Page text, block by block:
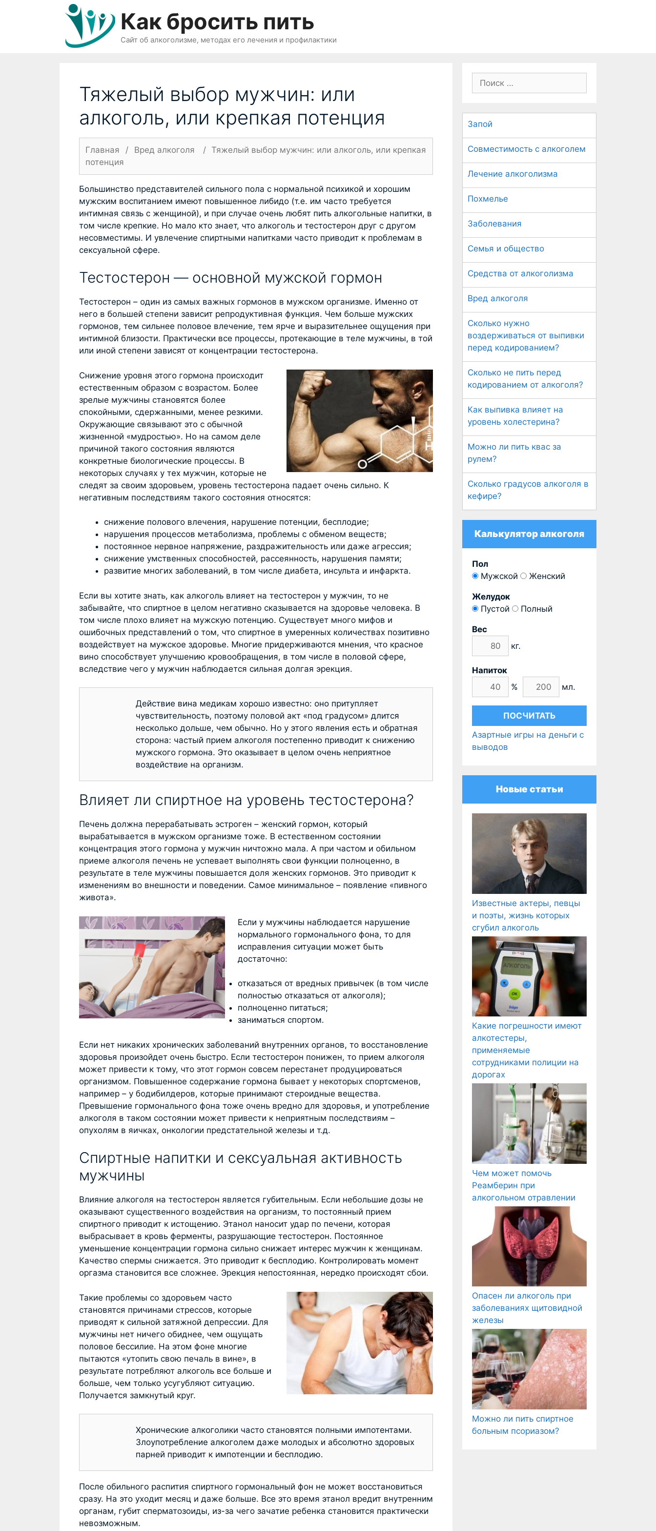
Как бросить пить
Сайт об алкоголизме, методах его лечения и профилактики
Тяжелый выбор мужчин: или
алкоголь, или крепкая потенция
Главная / Вред алкоголя / Тяжелый выбор мужчин: или алкоголь, или крепкая
потенция
Большинство представителей сильного пола с нормальной психикой и хорошим
мужским воспитанием имеют повышенное либидо (т.е. им часто требуется
интимная связь с женщиной), и при случае очень любят пить алкогольные напитки, в
том числе крепкие. Но мало кто знает, что алкоголь и тестостерон друг с другом
несовместимы. И увлечение спиртными напитками часто приводит к проблемам в
сексуальной сфере.
Тестостерон — основной мужской гормон
Тестостерон – один из самых важных гормонов в мужском организме. Именно от
него в большей степени зависит репродуктивная функция. Чем больше мужских
гормонов, тем сильнее половое влечение, тем ярче и выразительнее ощущения при
интимной близости. Практически все процессы, протекающие в теле мужчины, в той
или иной степени зависят от концентрации тестостерона.
Снижение уровня этого гормона происходит
естественным образом с возрастом. Более
зрелые мужчины становятся более
спокойными, сдержанными, менее резкими.
Окружающие связывают это с обычной
жизненной «мудростью». Но на самом деле
причиной такого состояния являются
конкретные биологические процессы. В
некоторых случаях у тех мужчин, которые не
следят за своим здоровьем, уровень тестостерона падает очень сильно. К
негативным последствиям такого состояния относятся:
снижение полового влечения, нарушение потенции, бесплодие;
нарушения процессов метаболизма, проблемы с обменом веществ;
постоянное нервное напряжение, раздражительность или даже агрессия;
снижение умственных способностей, рассеянность, нарушения памяти;
развитие многих заболеваний, в том числе диабета, инсульта и инфаркта.
Если вы хотите знать, как алкоголь влияет на тестостерон у мужчин, то не
забывайте, что спиртное в целом негативно сказывается на здоровье человека. В
том числе плохо влияет на мужскую потенцию. Существует много мифов и
ошибочных представлений о том, что спиртное в умеренных количествах позитивно
воздействует на мужское здоровье. Многие придерживаются мнения, что красное
вино способствует улучшению кровообращения, в том числе в половой сфере,
вследствие чего у мужчин наблюдается сильная долгая эрекция.
Действие вина медикам хорошо известно: оно притупляет
чувствительность, поэтому половой акт «под градусом» длится
несколько дольше, чем обычно. Но у этого явления есть и обратная
сторона: частый прием алкоголя постепенно приводит к снижению
мужского гормона. Это оказывает в целом очень неприятное
воздействие на организм.
Влияет ли спиртное на уровень тестостерона?
Печень должна перерабатывать эстроген – женский гормон, который
вырабатывается в мужском организме тоже. В естественном состоянии
концентрация этого гормона у мужчин ничтожно мала. А при частом и обильном
приеме алкоголя печень не успевает выполнять свои функции полноценно, в
результате в теле мужчины повышается доля женских гормонов. Это приводит к
изменениям во внешности и поведении. Самое минимальное – появление «пивного
живота».
Если у мужчины наблюдается нарушение
нормального гормонального фона, то для
исправления ситуации может быть
достаточно:
отказаться от вредных привычек (в том числе
полностью отказаться от алкоголя);
полноценно питаться;
заниматься спортом.
Если нет никаких хронических заболеваний внутренних органов, то восстановление
здоровья произойдет очень быстро. Если тестостерон понижен, то прием алкоголя
может привести к тому, что этот гормон совсем перестанет продуцироваться
организмом. Повышенное содержание гормона бывает у некоторых спортсменов,
например – у бодибилдеров, которые принимают стероидные вещества.
Превышение гормонального фона тоже очень вредно для здоровья, и употребление
алкоголя в таком состоянии может привести к неприятным последствиям –
опухолям в яичках, онкологии предстательной железы и т.д.
Спиртные напитки и сексуальная активность
мужчины
Влияние алкоголя на тестостерон является губительным. Если небольшие дозы не
оказывают существенного воздействия на организм, то постоянный прием
спиртного приводит к истощению. Этанол наносит удар по печени, которая
выбрасывает в кровь ферменты, разрушающие тестостерон. Постоянное
уменьшение концентрации гормона сильно снижает интерес мужчин к женщинам.
Качество спермы снижается. Это приводит к бесплодию. Контролировать момент
оргазма становится все сложнее. Эрекция непостоянная, нередко происходят сбои.
Такие проблемы со здоровьем часто
становятся причинами стрессов, которые
приводят к сильной затяжной депрессии. Для
мужчины нет ничего обиднее, чем ощущать
половое бессилие. На этом фоне многие
пытаются «утопить свою печаль в вине», в
результате потребляют алкоголь все больше и
больше, чем только усугубляют ситуацию.
Получается замкнутый круг.
Хронические алкоголики часто становятся полными импотентами.
Злоупотребление алкоголем даже молодых и абсолютно здоровых
парней приводит к импотенции и бесплодию.
После обильного распития спиртного гормональный фон не может восстановиться
сразу. На это уходит месяц и даже больше. Все это время этанол вредит внутренним
органам, губит сперматозоиды, из-за чего зачатие ребенка становится практически
невозможным.
о
с
к
:
Запой
Совместимость с алкоголем
Лечение алкоголизма
Похмелье
Заболевания
Семья и общество
Средства от алкоголизма
Вред алкоголя
Сколько нужно
воздерживаться от выпивки
перед кодированием?
Сколько не пить перед
кодированием от алкоголя?
Как выпивка влияет на
уровень холестерина?
Можно ли пить квас за
рулем?
Сколько градусов алкоголя в
кефире?
Калькулятор алкоголя
Пол
Мужской
Женский
Желудок
Пустой
Полный
Вес
кг.
Напиток
%
мл.
Азартные игры на деньги с
выводов
Новые статьи
Известные актеры, певцы
и поэты, жизнь которых
сгубил алкоголь
Какие погрешности имеют
алкотестеры,
применяемые
сотрудниками полиции на
дорогах
Чем может помочь
Реамберин при
алкогольном отравлении
Опасен ли алкоголь при
заболеваниях щитовидной
железы
Можно ли пить спиртное
больным псориазом?